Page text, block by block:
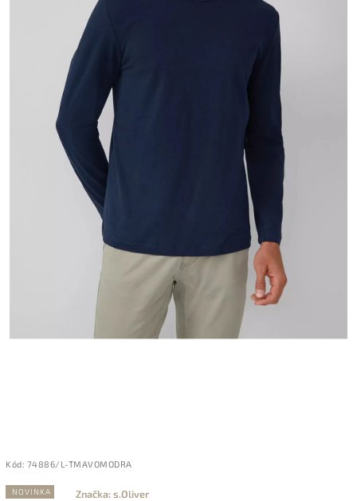
Kód: 74886/L-TMAVOMODRA
NOVINKA Značka:s.Oliver